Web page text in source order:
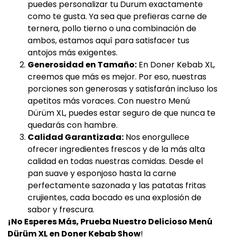
puedes personalizar tu Durum exactamente
como te gusta. Ya sea que prefieras carne de
ternera, pollo tierno o una combinación de
ambos, estamos aquí para satisfacer tus
antojos más exigentes.
Generosidad en Tamaño: En Doner Kebab XL,
creemos que más es mejor. Por eso, nuestras
porciones son generosas y satisfarán incluso los
apetitos más voraces. Con nuestro Menú
Dürüm XL, puedes estar seguro de que nunca te
quedarás con hambre.
Calidad Garantizada: Nos enorgullece
ofrecer ingredientes frescos y de la más alta
calidad en todas nuestras comidas. Desde el
pan suave y esponjoso hasta la carne
perfectamente sazonada y las patatas fritas
crujientes, cada bocado es una explosión de
sabor y frescura.
¡No Esperes Más, Prueba Nuestro Delicioso Menú
Dürüm XL en Doner Kebab Show!